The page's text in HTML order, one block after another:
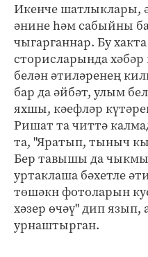
Икенче шатлыклары,
әнине һәм сабыйны
чыгарганнар. Бу
сторисларында
белән әтиләренең
бар да әйбәт, улым
яхшы, кәефләр
Ришат та читтә
та, "Яратып, тыныч
Бер тавышы да
уртаклаша бәхетле
төшәкн фотоларын
хәзер өчәү" дип язып,
урнаштырган.